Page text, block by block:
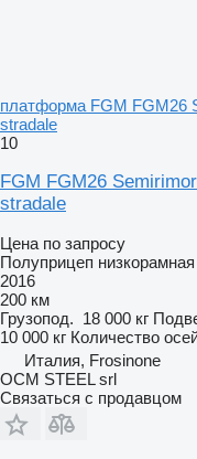
платформа FGM FGM26
stradale
10
FGM FGM26
stradale
Цена по запросу
Полуприцеп
2016
200 км
Грузопод. 18 000 кг
10 000 кг Количество
Италия, Frosinone
OCM STEEL srl
Связаться с продавцом